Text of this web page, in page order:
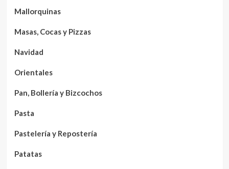
Mallorquinas
Masas, Cocas y Pizzas
Navidad
Orientales
Pan, Bollería y Bizcochos
Pasta
Pastelería y Repostería
Patatas